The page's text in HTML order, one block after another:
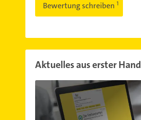
Bewertung schreiben
Aktuelles aus erster Hand